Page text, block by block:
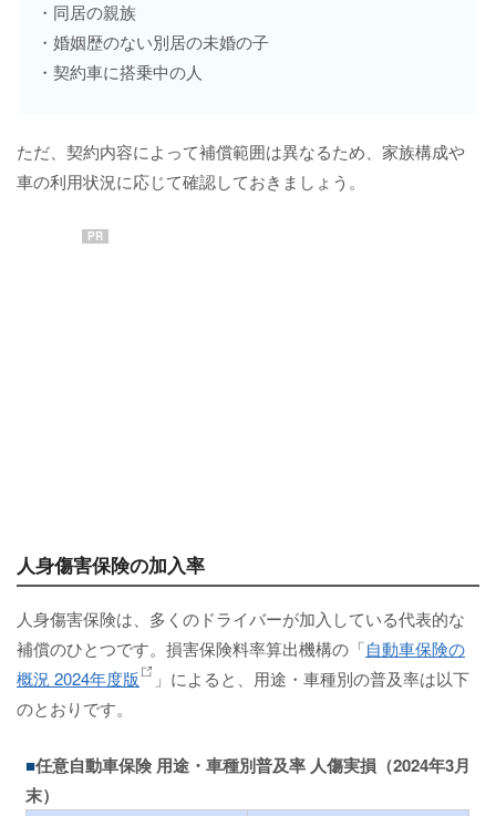
・同居の親族
・婚姻歴のない別居の未婚の子
・契約車に搭乗中の人
ただ、契約内容によって補償範囲は異なるため、家族構成や
車の利用状況に応じて確認しておきましょう。
PR
人身傷害保険の加入率
人身傷害保険は、多くのドライバーが加入している代表的な
補償のひとつです。損害保険料率算出機構の「自動車保険の
概況 2024年度版
」によると、用途・車種別の普及率は以下
のとおりです。
任意自動車保険 用途・車種別普及率 人傷実損（2024年3月
末）